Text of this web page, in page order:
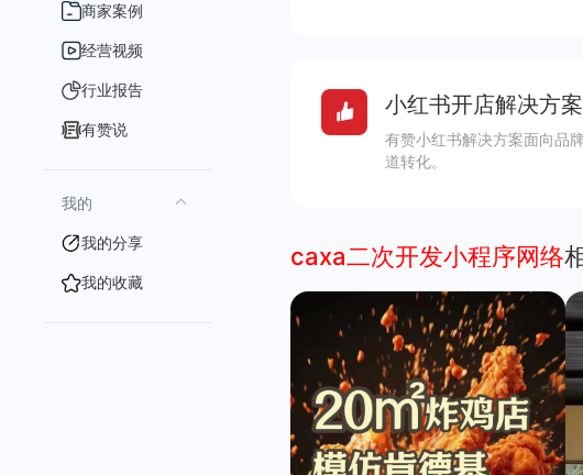
商家案例
经营视频
行业报告
有赞说
我的
我的分享
我的收藏
小红书开店解决方
有赞小红书解决方案面向品
道转化。
caxa二次开发小程序网络